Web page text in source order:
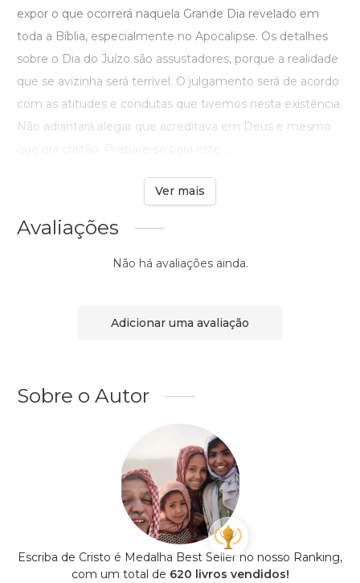
expor o que ocorrerá naquela Grande Dia revelado em
toda a Bíblia, especialmente no Apocalipse. Os detalhes
sobre o Dia do Juízo são assustadores, porque a realidade
que se avizinha será terrível. O julgamento será de acordo
com as atitudes e condutas que tivemos nesta existência.
Não adiantará alegar que acreditava em Deus e mesmo
Ver mais
Avaliações
Não há avaliações ainda.
Adicionar uma avaliação
Sobre o Autor
Escriba de Cristo é Medalha Best Seller no nosso Ranking,
com um total de 620 livros vendidos!